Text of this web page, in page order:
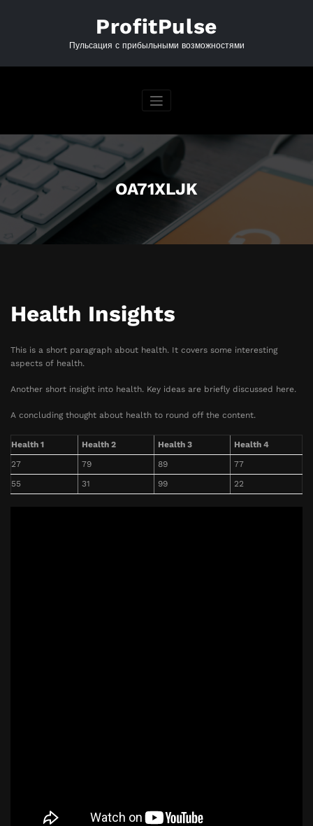
ProfitPulse
Пульсация с прибыльными возможностями
OA71XLJK
Health Insights
This is a short paragraph about health. It covers some interesting
aspects of health.
Another short insight into health. Key ideas are briefly discussed here.
A concluding thought about health to round off the content.
Health 1 Health 2 Health 3
Health 4
27
79 89
77
55
31 99 22